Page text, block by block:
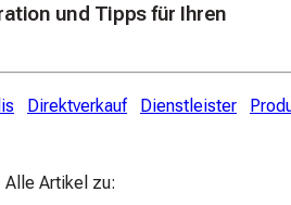
und Tipps für Ihren
Direktverkauf Dienstleister
Alle Artikel zu: